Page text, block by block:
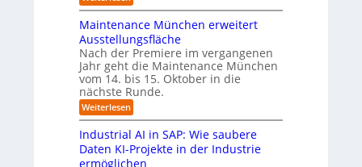
t
e
l
l
e
r
n
e
B
2
B
-
V
o
r
u
s
e
n
a
c
h
d
e
r
e
i
r
t
n
d
u
s
t
r
i
s
a
l
A
u
t
o
m
a
t
i
E
t
w
c
k
l
u
n
g
u
n
d
Maintenance München erweitert
Ausstellungsfläche
Nach der Premiere im vergangenen
Jahr geht die Maintenance München
vom 14. bis 15. Oktober in die
nächste Runde.
Weiterlesen:
M
a
i
n
t
Industrial AI in SAP: Wie saubere
Daten KI-Projekte in der Industrie
ermöglichen